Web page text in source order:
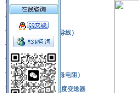
热电偶
热电偶补偿电缆（导线）
振动传感器
热电阻
铂热电阻元件（云母电阻）
SBW系列一体化温度变送器